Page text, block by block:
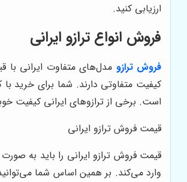
ارزیابی کنید.
فروش انواع ترازو ایرانی
فروش ترازو مدل‌های متفاوت ایرانی با
کیفیت متفاوتی دارند. شما برای خرید با
است. برخی از ترازوهای ایرانی کیفیت
قیمت فروش ترازو ایرانی
قیمت فروش ترازو ایرانی را باید به
وارد می‌کند. بر همین اساس شما می‌توانید